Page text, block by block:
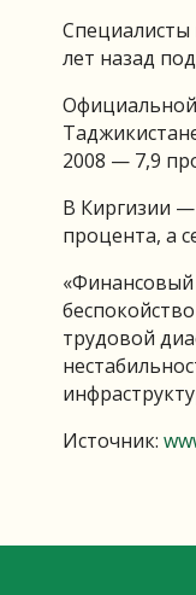
лет назад
Официальной
2008 — 7,9
В Киргизии —
процента, а
«Финансовый
трудовой
Источник: